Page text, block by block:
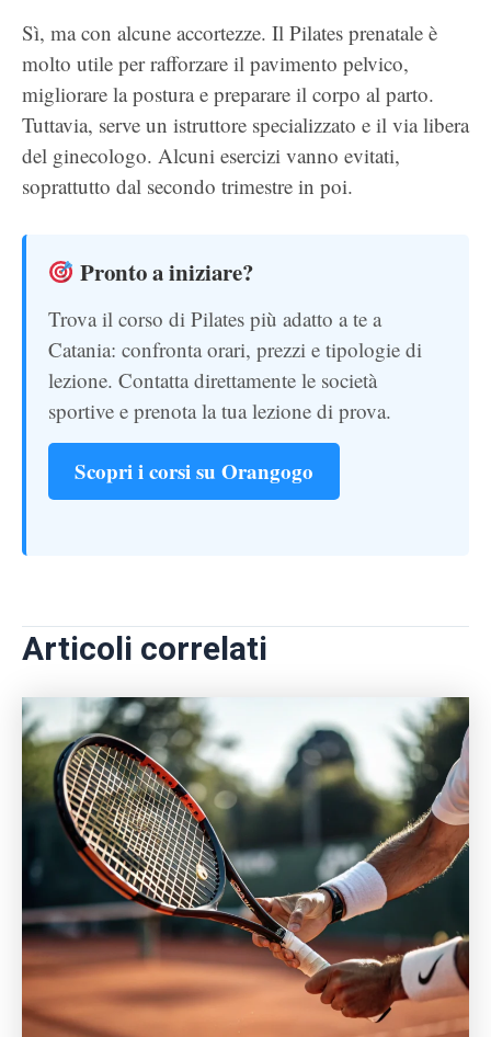
Sì, ma con alcune accortezze. Il Pilates prenatale è
molto utile per rafforzare il pavimento pelvico,
migliorare la postura e preparare il corpo al parto.
Tuttavia, serve un istruttore specializzato e il via libera
del ginecologo. Alcuni esercizi vanno evitati,
soprattutto dal secondo trimestre in poi.
Pronto a iniziare?
Trova il corso di Pilates più adatto a te a
Catania: confronta orari, prezzi e tipologie di
lezione. Contatta direttamente le società
sportive e prenota la tua lezione di prova.
Scopri i corsi su Orangogo
Articoli correlati